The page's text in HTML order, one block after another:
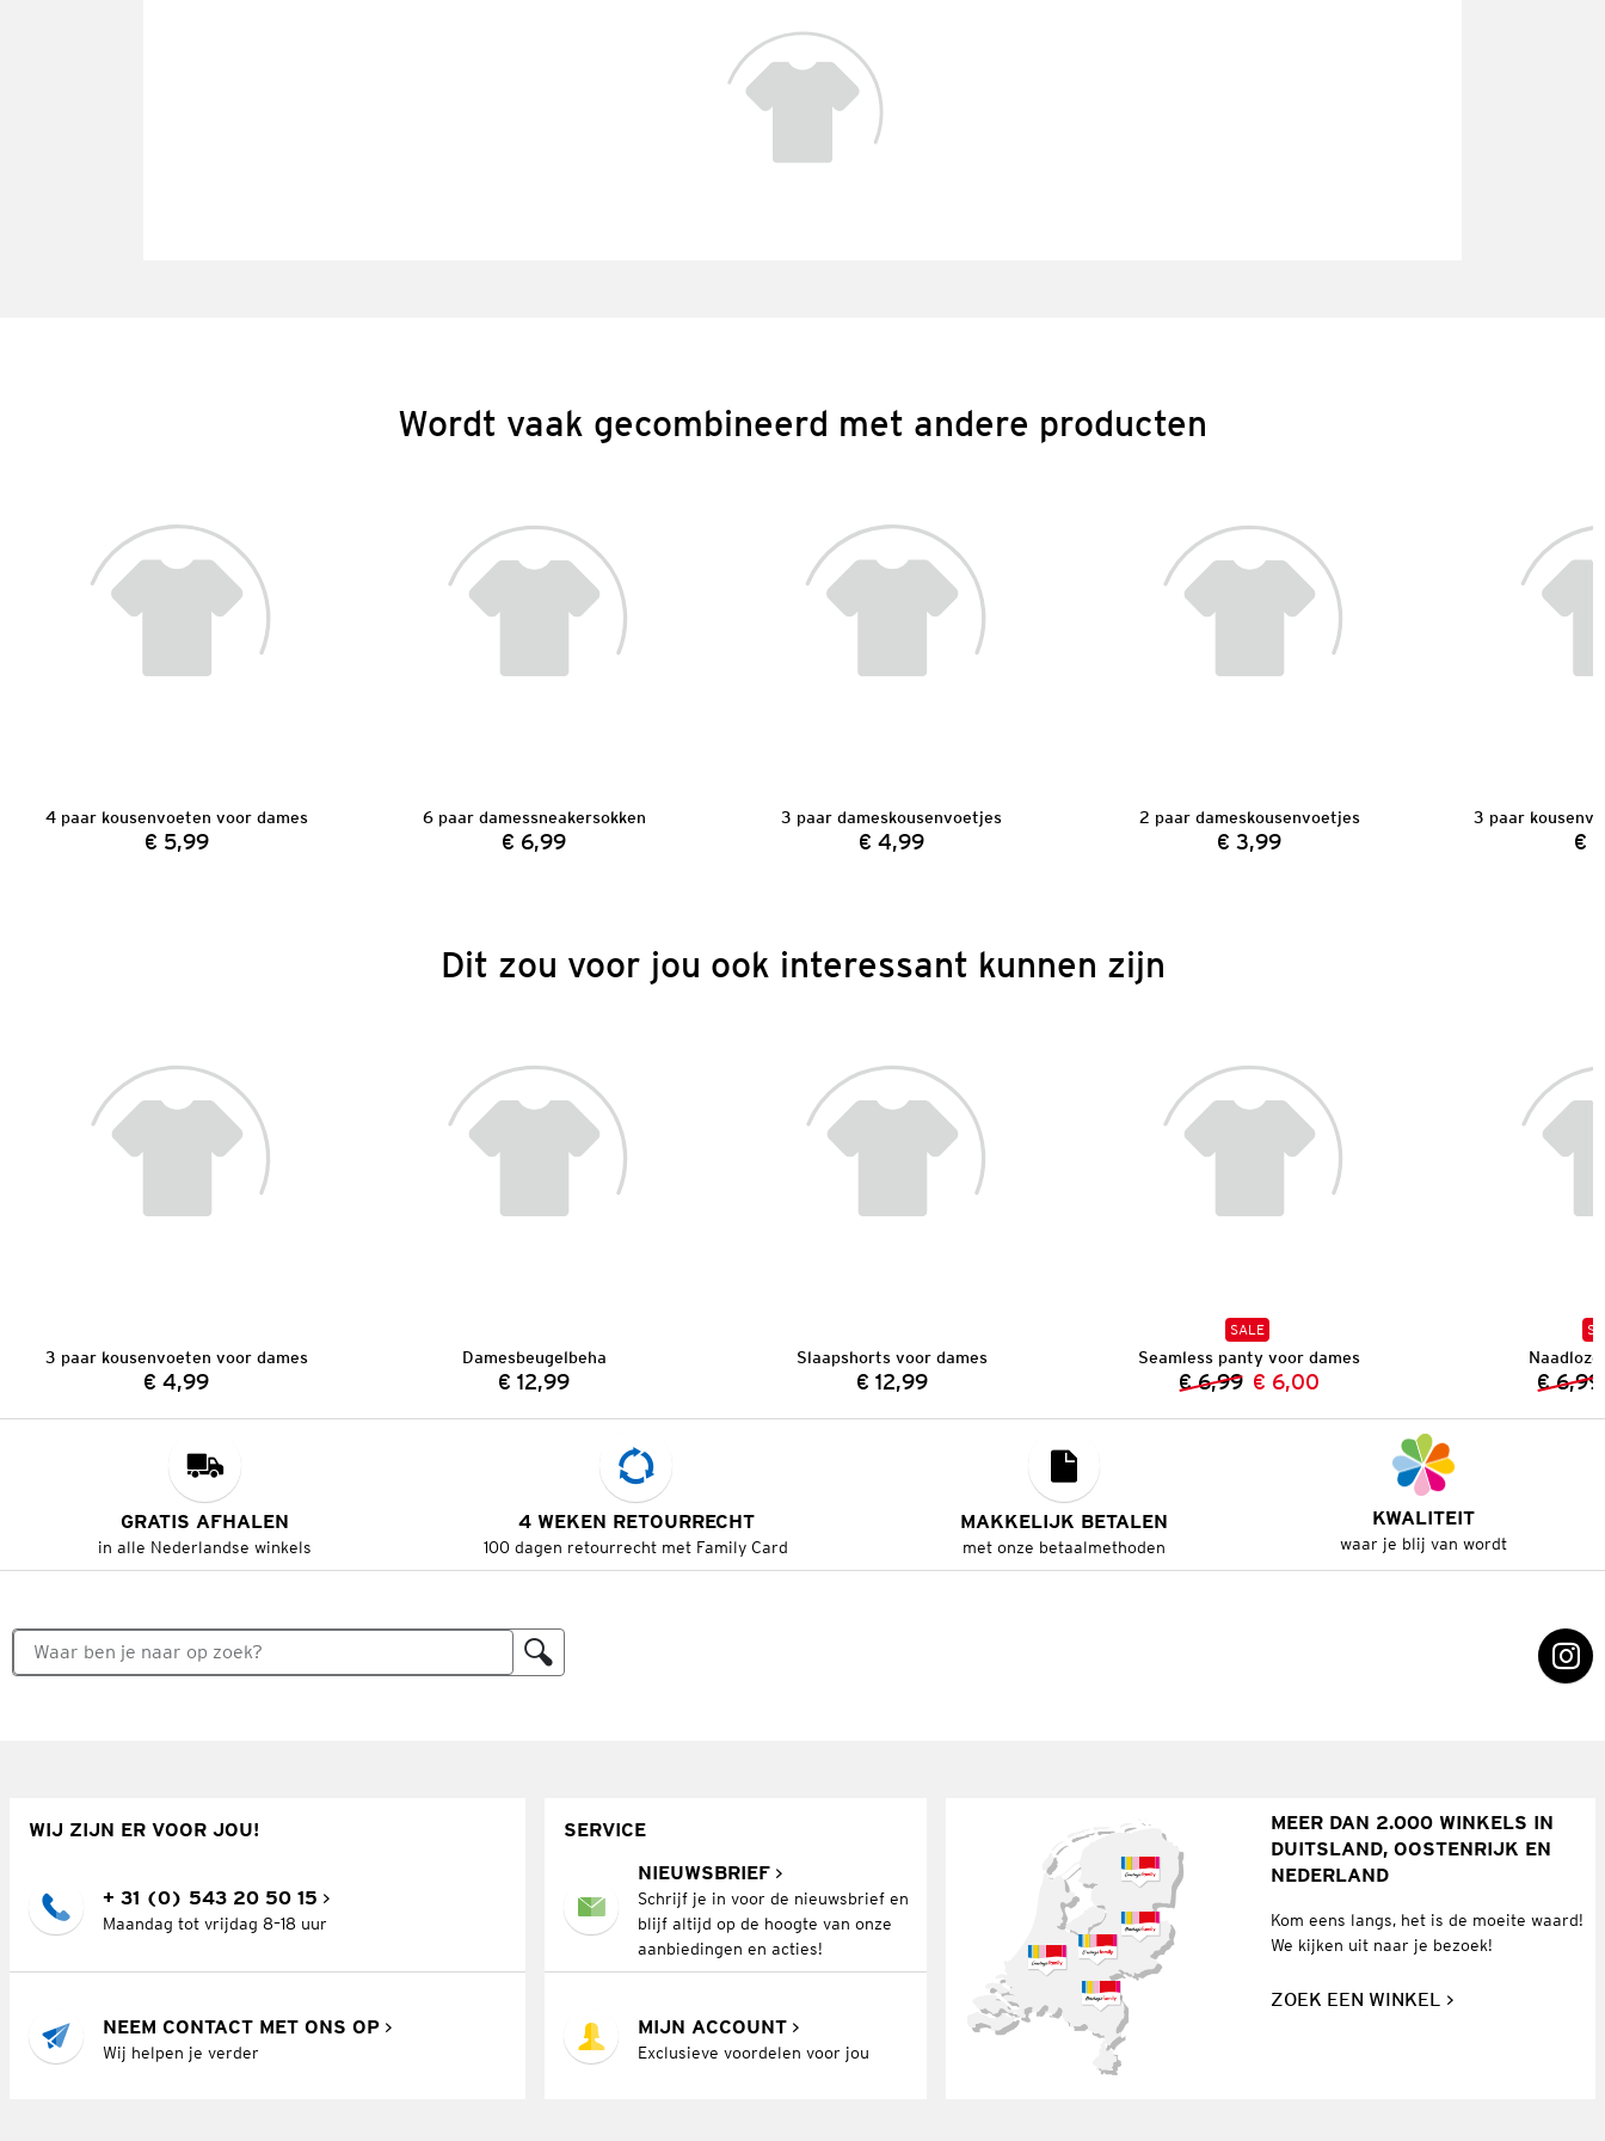
Wordt vaak gecombineerd met andere producten
4 paar kousenvoeten voor dames
Prijs:
€ 5,99
6 paar damessneakersokken
Prijs:
€ 6,99
3 paar dameskousenvoetjes
Prijs:
€ 4,99
2 paar dameskousenvoetjes
Prijs:
€ 3,99
3 paar
€
Dit zou voor jou ook interessant kunnen zijn
3 paar kousenvoeten voor dames
Prijs:
€ 4,99
Damesbeugelbeha
Prijs:
€ 12,99
Slaapshorts voor dames
Prijs:
€ 12,99
SALE
Seamless panty voor dames
Vorige prijs:
€ 6,99 Nieuwe prijs:
€ 6,00 € 6,99
GRATIS AFHALEN
in alle Nederlandse winkels
4 WEKEN RETOURRECHT
100 dagen retourrecht met Family Card
MAKKELIJK BETALEN
met onze betaalmethoden
KWALITEIT
waar je blij van wordt
WIJ ZIJN ER VOOR JOU!
+ 31 (0) 543 20 50 15
Maandag tot vrijdag 8–18 uur
NEEM CONTACT MET ONS OP
Wij helpen je verder
SERVICE
NIEUWSBRIEF
Schrijf je in voor de nieuwsbrief en
blijf altijd op de hoogte van onze
aanbiedingen en acties!
MIJN ACCOUNT
Exclusieve voordelen voor jou
MEER DAN 2.000 WINKELS IN
DUITSLAND, OOSTENRIJK EN
NEDERLAND
Kom eens langs, het is de moeite waard!
We kijken uit naar je bezoek!
ZOEK EEN WINKEL